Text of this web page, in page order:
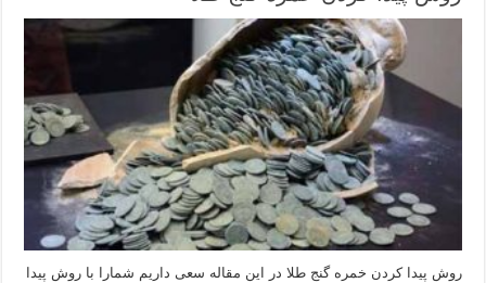
روش پیدا کردن خمره گنج طلا در این مقاله سعی داریم شمارا با روش پیدا